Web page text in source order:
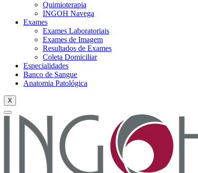
Quimioterapia
INGOH Navega
Exames
Exames Laboratoriais
Exames de Imagem
Resultados de Exames
Coleta Domiciliar
Especialidades
Banco de Sangue
Anatomia Patológica
X